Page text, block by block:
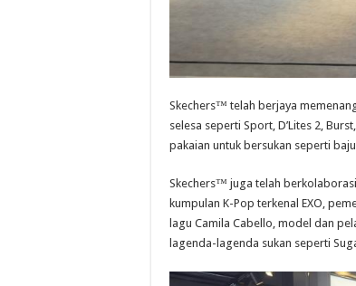
Skechers™ telah berjaya
selesa seperti Sport, D’Lites 2,
pakaian untuk bersukan seperti
Skechers™ juga telah
kumpulan K-Pop terkenal EXO,
lagu Camila Cabello, model dan
lagenda-lagenda sukan seperti